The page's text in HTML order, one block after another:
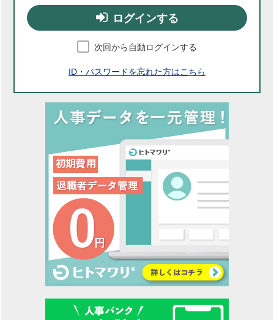
ログインする
次回から自動ログインする
ID・パスワードを忘れた方はこちら